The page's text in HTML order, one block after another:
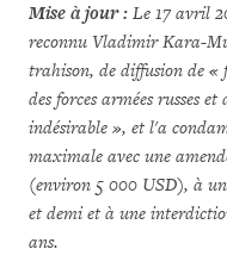
Mise à jour : Le 17 avril
reconnu Vladimir Kara-
trahison, de diffusion de «
des forces armées russes
indésirable », et l'a
maximale avec une
(environ 5 000 USD), à
et demi et à une
ans.